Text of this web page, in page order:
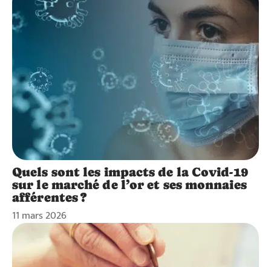
Quels sont les impacts de la Covid-19
sur le marché de l’or et ses monnaies
afférentes ?
11 mars 2026